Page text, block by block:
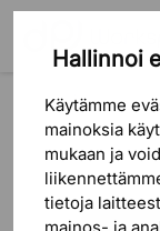
Hallinnoi
Käytämme
mainoksia
mukaan ja
tietoja